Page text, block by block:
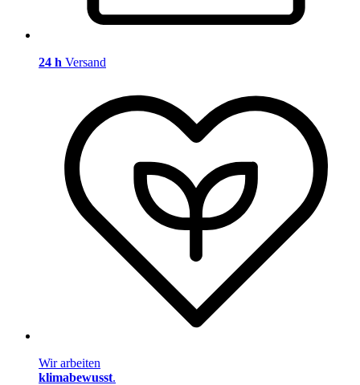
24 h Versand
Wir arbeiten
klimabewusst.